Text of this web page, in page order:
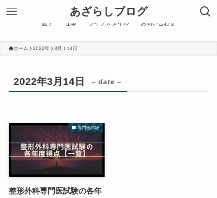
あざらしブログ
医学 仕事 ライフスタイル お問い合わせ
ホーム 2022年 3月 14日
2022年3月14日 – date –
専門医試験
整形外科専門医試験の各年